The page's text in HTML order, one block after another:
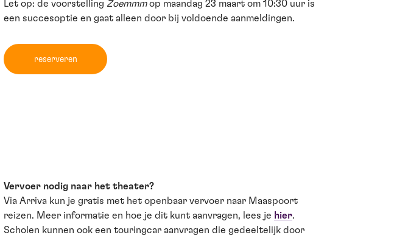
Let op: de voorstelling Zoemmmop maandag 23 maart om 10:30 uur is
een succesoptie en gaat alleen door bij voldoende aanmeldingen.
reserveren
Vervoer nodig naar het theater?
Via Arriva kun je gratis met het openbaar vervoer naar Maaspoort
reizen. Meer informatie en hoe je dit kunt aanvragen, lees je hier.
Scholen kunnen ook een touringcar aanvragen die gedeeltelijk door